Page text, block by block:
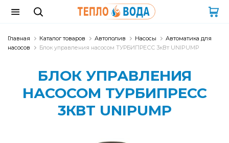
Главная Каталог товаров Автополив Насосы
Автоматика для
насосов
Блок управления насосом ТУРБИПРЕСС 3кВт UNIPUMP
БЛОК УПРАВЛЕНИЯ
НАСОСОМ ТУРБИПРЕСС
3КВТ UNIPUMP